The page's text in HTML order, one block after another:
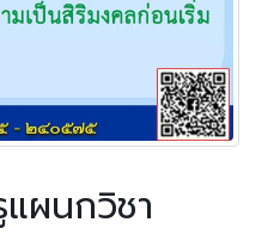
ผนกวิชา